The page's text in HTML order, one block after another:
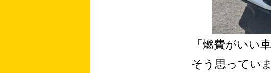
「燃費がいい
そう思ってい